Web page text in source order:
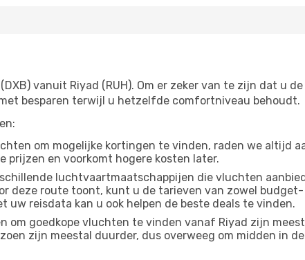
vanuit Riyad (RUH). Om er zeker van te zijn dat u
besparen terwijl u hetzelfde comfortniveau behoudt.
om mogelijke kortingen te vinden, raden we altijd
prijzen en voorkomt hogere kosten later.
luchtvaartmaatschappijen die vluchten
deze route toont, kunt u de tarieven van zowel
reisdata kan u ook helpen de beste deals te vinden.
om goedkope vluchten te vinden vanaf Riyad zijn
zijn meestal duurder, dus overweeg om midden in